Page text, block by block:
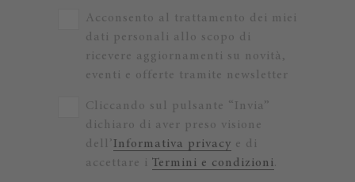
Acconsento al trattamento dei miei
dati personali allo scopo di
ricevere aggiornamenti su novità,
eventi e offerte tramite newsletter
Cliccando sul pulsante “Invia”
dichiaro di aver preso visione
dell’Informativa privacy e di
accettare i Termini e condizioni.